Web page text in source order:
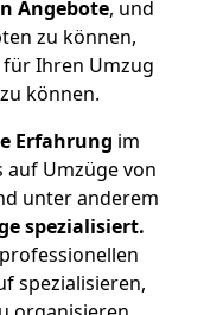
Angebote, und
zu können,
Ihren Umzug
können.
Erfahrung im
auf Umzüge von
unter anderem
spezialisiert.
spezialisieren,